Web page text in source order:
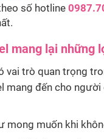
số hotline
mang lại những
vai trò quan trọng
mang đến cho người
mong muốn khi